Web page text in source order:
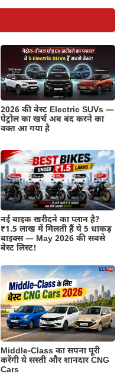
2026 की बेस्ट Electric SUVs —
पेट्रोल का खर्च अब बंद करने का
वक्त आ गया है
नई बाइक खरीदने का प्लान है?
₹1.5 लाख में मिलती हैं ये 5 धाकड़
बाइक्स — May 2026 की सबसे
बेस्ट लिस्ट!
Middle-Class का सपना पूरी
करेंगी ये सस्ती और शानदार CNG
Cars